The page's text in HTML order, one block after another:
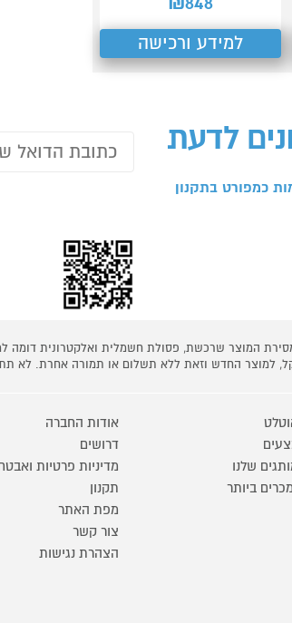
למידע ורכישה
לדעת
כמפורט בתקנון
המוצר שרכשת, פסולת חשמלית ואלקטרונית
למוצר החדש וזאת ללא תשלום או תמורה אחרת. לא
שלנו
ביותר
אודות החברה
דרושים
מדיניות פרטיות
תקנון
מפת האתר
צור קשר
הצהרת נגישות